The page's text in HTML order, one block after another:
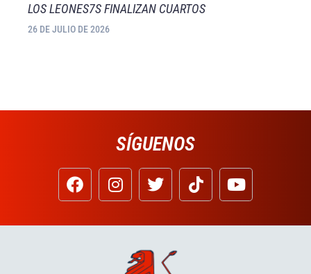
LOS LEONES7S FINALIZAN CUARTOS
26 DE JULIO DE 2026
SÍGUENOS